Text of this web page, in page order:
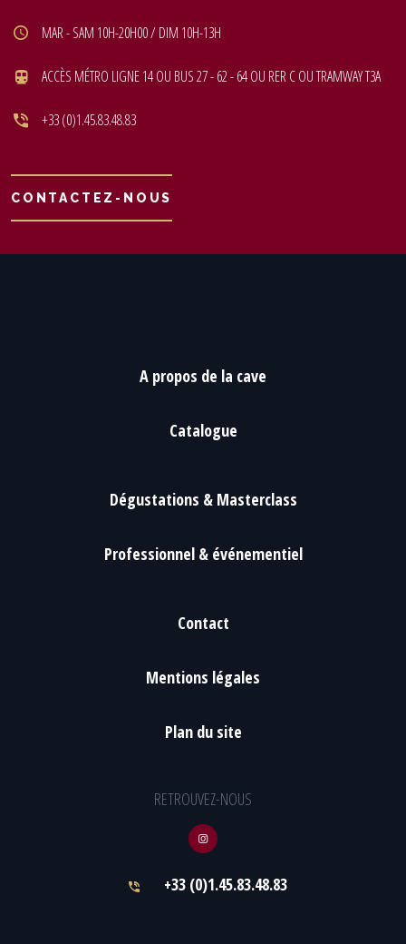
MAR - SAM 10H-20H00 / DIM 10H-13H
ACCÈS MÉTRO LIGNE 14 OU BUS 27 - 62 - 64 OU RER C OU TRAMWAY T3A
+33 (0)1.45.83.48.83
CONTACTEZ-NOUS
A propos de la cave
Catalogue
Dégustations & Masterclass
Professionnel & événementiel
Contact
Mentions légales
Plan du site
RETROUVEZ-NOUS
+33 (0)1.45.83.48.83